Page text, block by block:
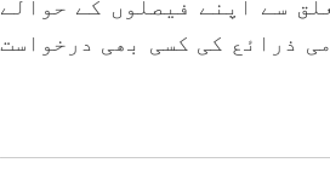
سے اپنے فیصلوں کے حوالے
ذرائع کی کسی بھی درخواست